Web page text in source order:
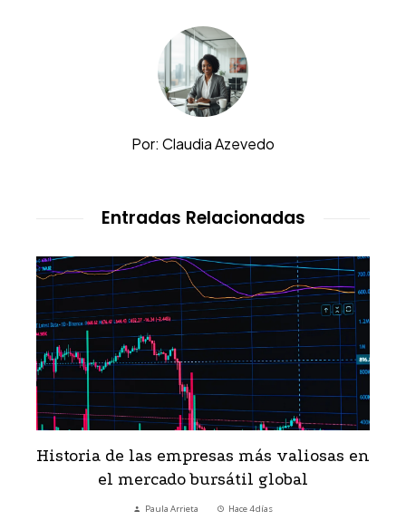
Por: Claudia Azevedo
Entradas Relacionadas
valiosas en
Belice y la economía azul:
oportunidades para el
Sophia Reynolds